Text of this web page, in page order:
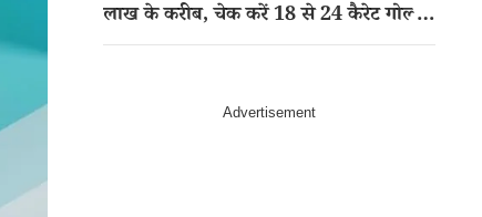
लाख के करीब, चेक करें 18 से 24 कैरेट गोल्ड
का रेट